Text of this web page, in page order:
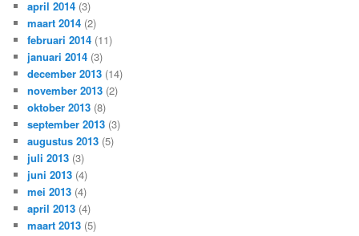
april 2014 (3)
maart 2014 (2)
februari 2014 (11)
januari 2014 (3)
december 2013 (14)
november 2013 (2)
oktober 2013 (8)
september 2013 (3)
augustus 2013 (5)
juli 2013 (3)
juni 2013 (4)
mei 2013 (4)
april 2013 (4)
maart 2013 (5)